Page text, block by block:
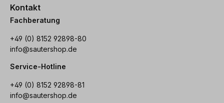
Kontakt
Fachberatung
+49 (0) 8152 92898-80
info@sautershop.de
Service-Hotline
+49 (0) 8152 92898-81
info@sautershop.de